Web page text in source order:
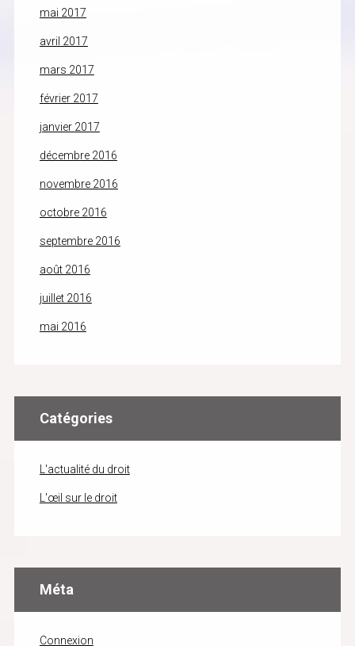
mai 2017
avril 2017
mars 2017
février 2017
janvier 2017
décembre 2016
novembre 2016
octobre 2016
septembre 2016
août 2016
juillet 2016
mai 2016
Catégories
L'actualité du droit
L'œil sur le droit
Méta
Connexion